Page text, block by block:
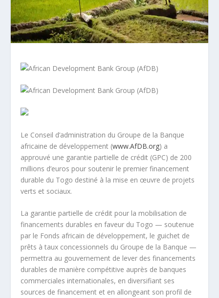
Le Conseil d’administration du Groupe de la Banque
africaine de développement (www.AfDB.org) a
approuvé une garantie partielle de crédit (GPC) de 200
millions d’euros pour soutenir le premier financement
durable du Togo destiné à la mise en œuvre de projets
verts et sociaux.
La garantie partielle de crédit pour la mobilisation de
financements durables en faveur du Togo — soutenue
par le Fonds africain de développement, le guichet de
prêts à taux concessionnels du Groupe de la Banque —
permettra au gouvernement de lever des financements
durables de manière compétitive auprès de banques
commerciales internationales, en diversifiant ses
sources de financement et en allongeant son profil de